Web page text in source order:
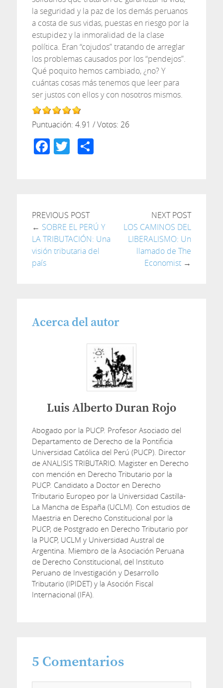
la seguridad y la paz de los demás peruanos
a costa de sus vidas, puestas en riesgo por la
estupidez y la inmoralidad de la clase
política. Eran “cojudos” tratando de arreglar
los problemas causados por los “pendejos”.
Qué poquito hemos cambiado, ¿no? Y
cuántas cosas más tenemos que leer para
ser justos con ellos y con nosotros mismos.
Puntuación: 4.91 / Votos: 26
Facebook
TwitterCompartir
PREVIOUS POST
← SOBRE EL PERÚ Y
LA TRIBUTACIÓN: Una
visión tributaria del
país
NEXT POST
LOS CAMINOS DEL
LIBERALISMO: Un
llamado de The
Economist →
Acerca del autor
Luis Alberto Duran Rojo
Abogado por la PUCP. Profesor Asociado del
Departamento de Derecho de la Pontificia
Universidad Católica del Perú (PUCP). Director
de ANALISIS TRIBUTARIO. Magister en Derecho
con mención en Derecho Tributario por la
PUCP. Candidato a Doctor en Derecho
Tributario Europeo por la Universidad Castilla-
La Mancha de España (UCLM). Con estudios de
Maestria en Derecho Constitucional por la
PUCP, de Postgrado en Derecho Tributario por
la PUCP, UCLM y Universidad Austral de
Argentina. Miembro de la Asociación Peruana
de Derecho Constitucional, del Instituto
Peruano de Investigación y Desarrollo
Tributario (IPIDET) y la Asoción Fiscal
Internacional (IFA).
5 Comentarios